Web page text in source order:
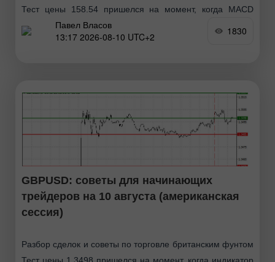
Тест цены 158.54 пришелся на момент, когда MACD
много прошел вверх от нулевой отметки, что
ограничивало восходящий потенциал пары. По этой
Павел Власов
13:17 2026-08-10 UTC+2
1830
GBPUSD: советы для начинающих
трейдеров на 10 августа (американская
сессия)
Разбор сделок и советы по торговле британским фунтом
Тест цены 1.3498 пришелся на момент, когда индикатор